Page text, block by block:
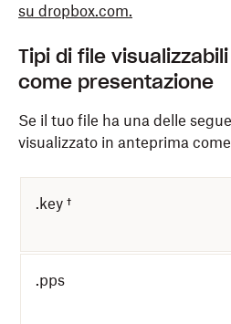
su dropbox.com.
Tipi di file
come presentazione
Se il tuo file ha una delle
visualizzato in anteprima
.key †
.pps